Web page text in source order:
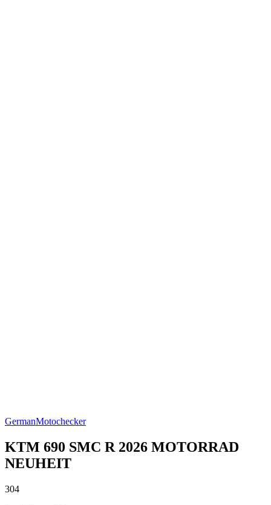
GermanMotochecker
KTM 690 SMC R 2026 MOTORRAD
NEUHEIT
304